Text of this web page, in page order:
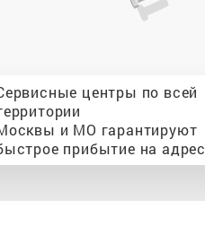
центры по всей
и МО гарантируют
прибытие на адрес